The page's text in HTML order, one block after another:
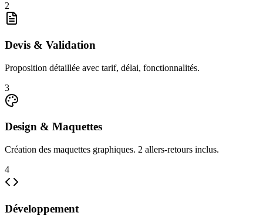
2
Devis & Validation
Proposition détaillée avec tarif, délai, fonctionnalités.
3
Design & Maquettes
Création des maquettes graphiques. 2 allers-retours inclus.
4
Développement